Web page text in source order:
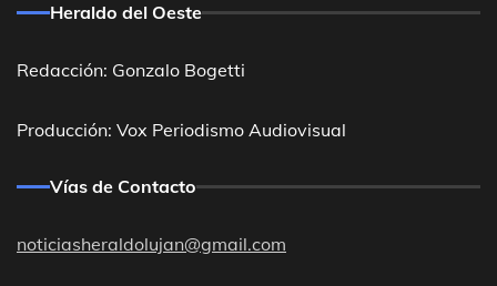
Heraldo del Oeste
Redacción: Gonzalo Bogetti
Producción: Vox Periodismo Audiovisual
Vías de Contacto
noticiasheraldolujan@gmail.com